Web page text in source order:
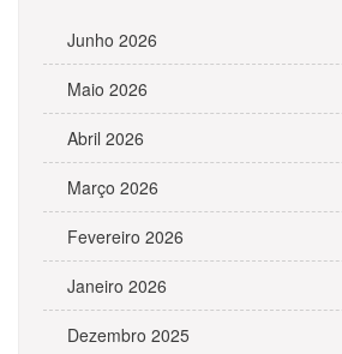
Junho 2026
Maio 2026
Abril 2026
Março 2026
Fevereiro 2026
Janeiro 2026
Dezembro 2025